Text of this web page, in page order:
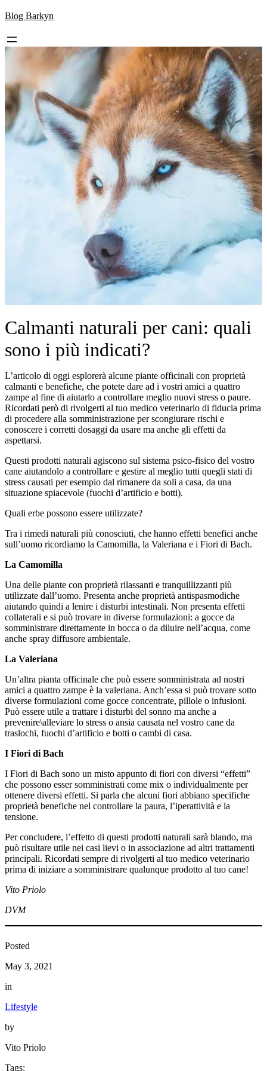
Skip
content
Blog Barkyn
Calmanti naturali per cani: quali
sono i più indicati?
L’articolo di oggi esplorerà alcune piante officinali con proprietà
calmanti e benefiche, che potete dare ad i vostri amici a quattro
zampe al fine di aiutarlo a controllare meglio nuovi stress o paure.
Ricordati però di rivolgerti al tuo medico veterinario di fiducia prima
di procedere alla somministrazione per scongiurare rischi e
conoscere i corretti dosaggi da usare ma anche gli effetti da
aspettarsi.
Questi prodotti naturali agiscono sul sistema psico-fisico del vostro
cane aiutandolo a controllare e gestire al meglio tutti quegli stati di
stress causati per esempio dal rimanere da soli a casa, da una
situazione spiacevole (fuochi d’artificio e botti).
Quali erbe possono essere utilizzate?
Tra i rimedi naturali più conosciuti, che hanno effetti benefici anche
sull’uomo ricordiamo la Camomilla, la Valeriana e i Fiori di Bach.
La Camomilla
Una delle piante con proprietà rilassanti e tranquillizzanti più
utilizzate dall’uomo. Presenta anche proprietà antispasmodiche
aiutando quindi a lenire i disturbi intestinali. Non presenta effetti
collaterali e si può trovare in diverse formulazioni: a gocce da
somministrare direttamente in bocca o da diluire nell’acqua, come
anche spray diffusore ambientale.
La Valeriana
Un’altra pianta officinale che può essere somministrata ad nostri
amici a quattro zampe è la valeriana. Anch’essa si può trovare sotto
diverse formulazioni come gocce concentrate, pillole o infusioni.
Può essere utile a trattare i disturbi del sonno ma anche a
prevenire\alleviare lo stress o ansia causata nel vostro cane da
traslochi, fuochi d’artificio e botti o cambi di casa.
I Fiori di Bach
I Fiori di Bach sono un misto appunto di fiori con diversi “effetti”
che possono esser somministrati come mix o individualmente per
ottenere diversi effetti. Si parla che alcuni fiori abbiano specifiche
proprietà benefiche nel controllare la paura, l’iperattività e la
tensione.
Per concludere, l’effetto di questi prodotti naturali sarà blando, ma
può risultare utile nei casi lievi o in associazione ad altri trattamenti
principali. Ricordati sempre di rivolgerti al tuo medico veterinario
prima di iniziare a somministrare qualunque prodotto al tuo cane!
Vito Priolo
DVM
Posted
May 3, 2021
in
Lifestyle
by
Vito Priolo
Tags: